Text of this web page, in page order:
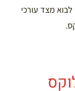
מצד עורכי